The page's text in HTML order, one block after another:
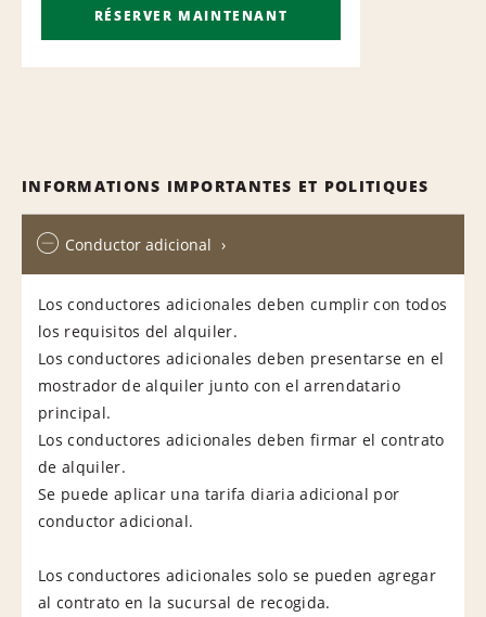
RÉSERVER MAINTENANT
INFORMATIONS IMPORTANTES ET POLITIQUES
Conductor adicional
Los conductores adicionales deben cumplir con todos
los requisitos del alquiler.
Los conductores adicionales deben presentarse en el
mostrador de alquiler junto con el arrendatario
principal.
Los conductores adicionales deben firmar el contrato
de alquiler.
Se puede aplicar una tarifa diaria adicional por
conductor adicional.
Los conductores adicionales solo se pueden agregar
al contrato en la sucursal de recogida.